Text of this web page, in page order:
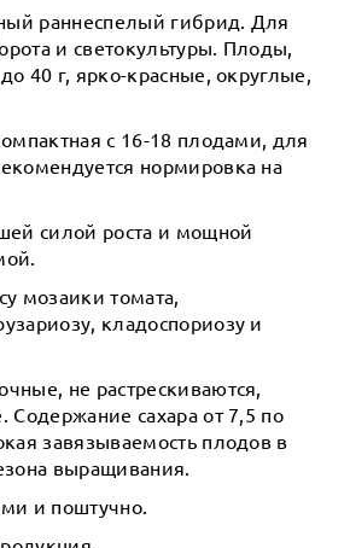
раннеспелый гибрид. Для
и светокультуры. Плоды,
40 г, ярко-красные, округлые,
с 16-18 плодами, для
нормировка на
силой роста и мощной
мозаики томата,
кладоспориозу и
не растрескиваются,
Содержание сахара от 7,5 по
завязываемость плодов в
выращивания.
и поштучно.